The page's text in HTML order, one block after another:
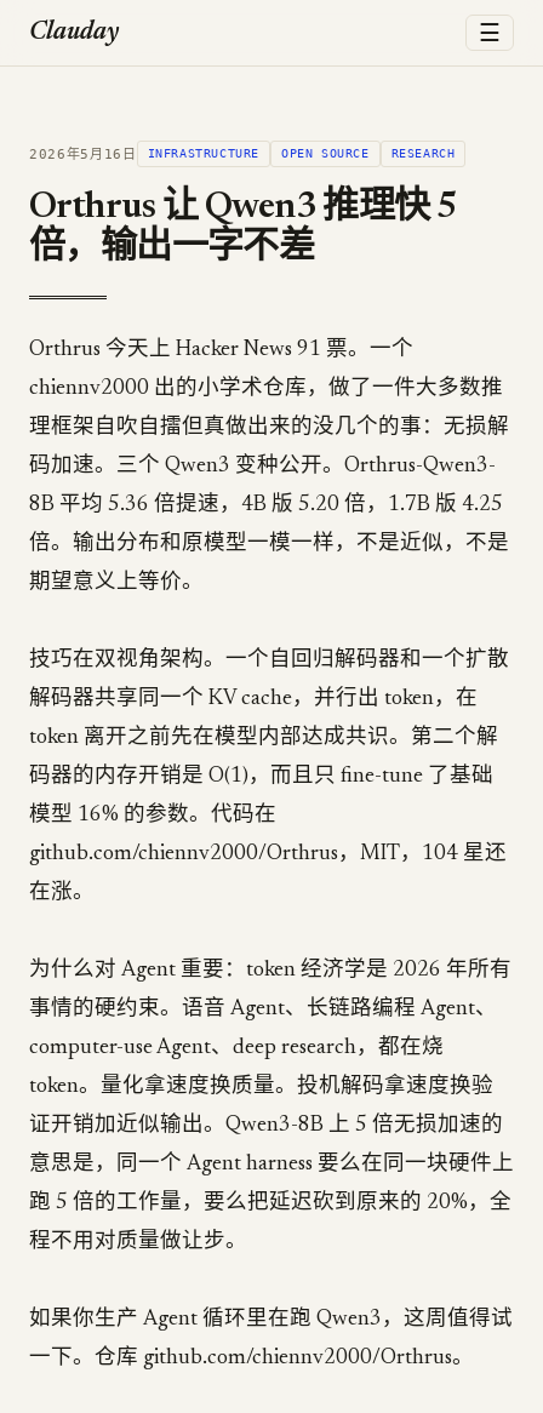
Clauday ☰
2026年5月16日 INFRASTRUCTURE OPEN SOURCE RESEARCH
Orthrus 让 Qwen3 推理快 5
倍，输出一字不差
Orthrus 今天上 Hacker News 91 票。一个
chiennv2000 出的小学术仓库，做了一件大多数推
理框架自吹自擂但真做出来的没几个的事：无损解
码加速。三个 Qwen3 变种公开。Orthrus-Qwen3-
8B 平均 5.36 倍提速，4B 版 5.20 倍，1.7B 版 4.25
倍。输出分布和原模型一模一样，不是近似，不是
期望意义上等价。
技巧在双视角架构。一个自回归解码器和一个扩散
解码器共享同一个 KV cache，并行出 token，在
token 离开之前先在模型内部达成共识。第二个解
码器的内存开销是 O(1)，而且只 fine-tune 了基础
模型 16% 的参数。代码在
github.com/chiennv2000/Orthrus，MIT，104 星还
在涨。
为什么对 Agent 重要：token 经济学是 2026 年所有
事情的硬约束。语音 Agent、长链路编程 Agent、
computer-use Agent、deep research，都在烧
token。量化拿速度换质量。投机解码拿速度换验
证开销加近似输出。Qwen3-8B 上 5 倍无损加速的
意思是，同一个 Agent harness 要么在同一块硬件上
跑 5 倍的工作量，要么把延迟砍到原来的 20%，全
程不用对质量做让步。
如果你生产 Agent 循环里在跑 Qwen3，这周值得试
一下。仓库 github.com/chiennv2000/Orthrus。